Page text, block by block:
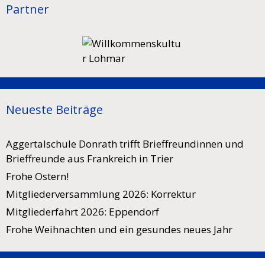
Partner
Neueste Beiträge
Aggertalschule Donrath trifft Brieffreundinnen und
Brieffreunde aus Frankreich in Trier
Frohe Ostern!
Mitgliederversammlung 2026: Korrektur
Mitgliederfahrt 2026: Eppendorf
Frohe Weihnachten und ein gesundes neues Jahr